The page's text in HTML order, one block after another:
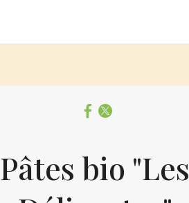
Pâtes bio "Les